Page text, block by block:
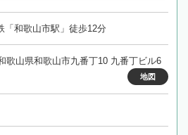
「和歌山市駅」徒歩12分
歌山県和歌山市九番丁10 九番丁ビル6
地図